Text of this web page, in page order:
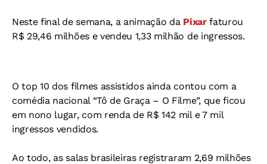
Neste final de semana, a animação da Pixarfaturou
R$ 29,46 milhões e vendeu 1,33 milhão de ingressos.
O top 10 dos filmes assistidos ainda contou com a
comédia nacional “Tô de Graça – O Filme”, que ficou
em nono lugar, com renda de R$ 142 mil e 7 mil
ingressos vendidos.
Ao todo, as salas brasileiras registraram 2,69 milhões